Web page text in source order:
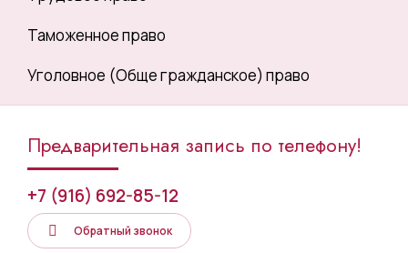
Таможенное право
Уголовное (Обще гражданское) право
Предварительная запись по телефону!
+7 (916) 692-85-12
Обратный звонок